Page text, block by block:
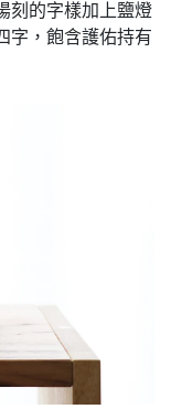
刻的字樣加上鹽燈
字，飽含護佑持有